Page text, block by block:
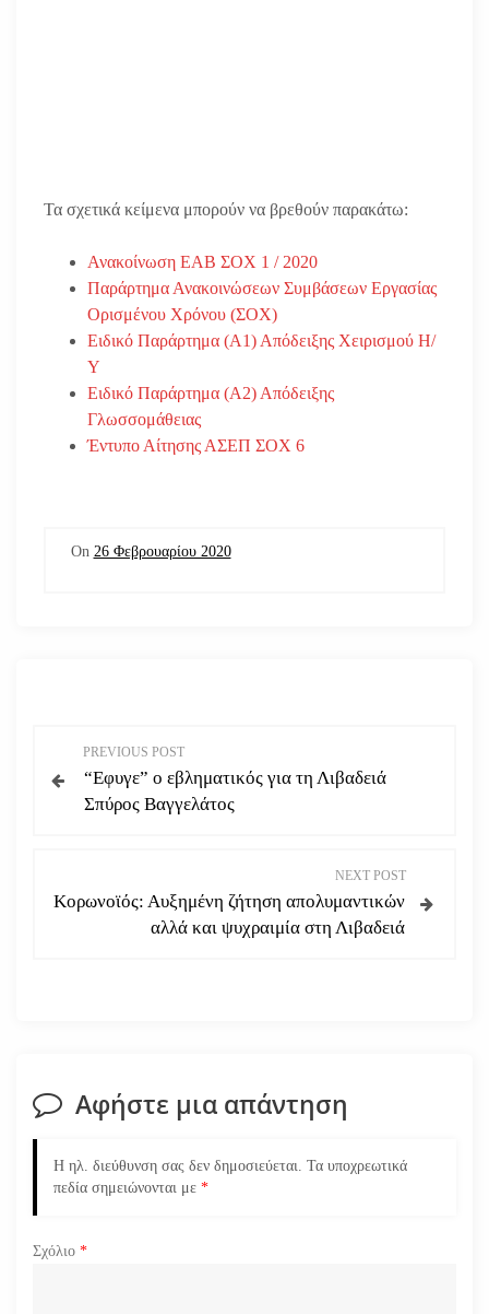
Τα σχετικά κείμενα μπορούν να βρεθούν παρακάτω:
Ανακοίνωση ΕΑΒ ΣΟΧ 1 / 2020
Παράρτημα Ανακοινώσεων Συμβάσεων Εργασίας
Ορισμένου Χρόνου (ΣΟΧ)
Ειδικό Παράρτημα (Α1) Απόδειξης Χειρισμού Η/
Υ
Ειδικό Παράρτημα (Α2) Απόδειξης
Γλωσσομάθειας
Έντυπο Αίτησης ΑΣΕΠ ΣΟΧ 6
On 26 Φεβρουαρίου 2020
λ
η
ά
θ
PREVIOUS POST
“Εφυγε” ο εβληματικός για τη Λιβαδειά
Σπύρος Βαγγελάτος
NEXT POST
Κορωνοϊός: Αυξημένη ζήτηση απολυμαντικών
αλλά και ψυχραιμία στη Λιβαδειά
Αφήστε μια απάντηση
Η ηλ. διεύθυνση σας δεν δημοσιεύεται. Τα υποχρεωτικά
πεδία σημειώνονται με *
Σχόλιο *